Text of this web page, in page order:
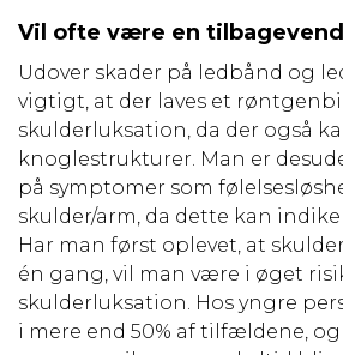
Vil ofte være en
Udover skader på ledbånd og
vigtigt, at der laves et
skulderluksation, da der også
knoglestrukturer. Man er
på symptomer som
skulder/arm, da dette kan
Har man først oplevet, at
én gang, vil man være i øget
skulderluksation. Hos yngre
i mere end 50% af tilfældene,